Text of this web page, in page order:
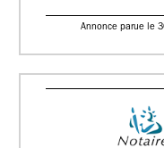
Annonce parue le